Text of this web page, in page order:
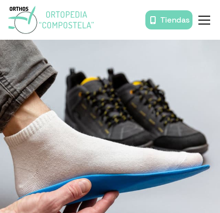
Inicio
Órtesis y prótesis
Movilidad
Baño
Descanso
Prendas de compresión
Productos
Tiendas